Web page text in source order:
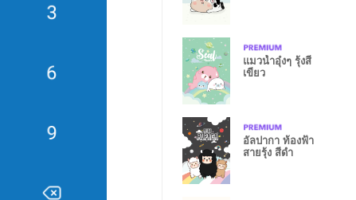
แมวน้ำอุ๋งๆ รุ้งสี
เขียว
อัลปากา ท้องฟ้า
สายรุ้ง สีดำ